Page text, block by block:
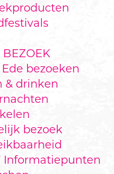
BEZOEK
Ede bezoeken
& drinken
bezoek
Informatiepunten
NYNKE
Koepel